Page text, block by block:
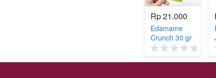
Rp 21.000
Edamame
Crunch 30 gr